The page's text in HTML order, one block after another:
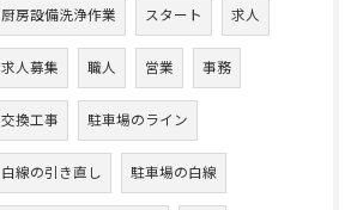
厨房設備洗浄作業 スタート 求人
求人募集 職人 営業 事務
交換工事 駐車場のライン
白線の引き直し 駐車場の白線